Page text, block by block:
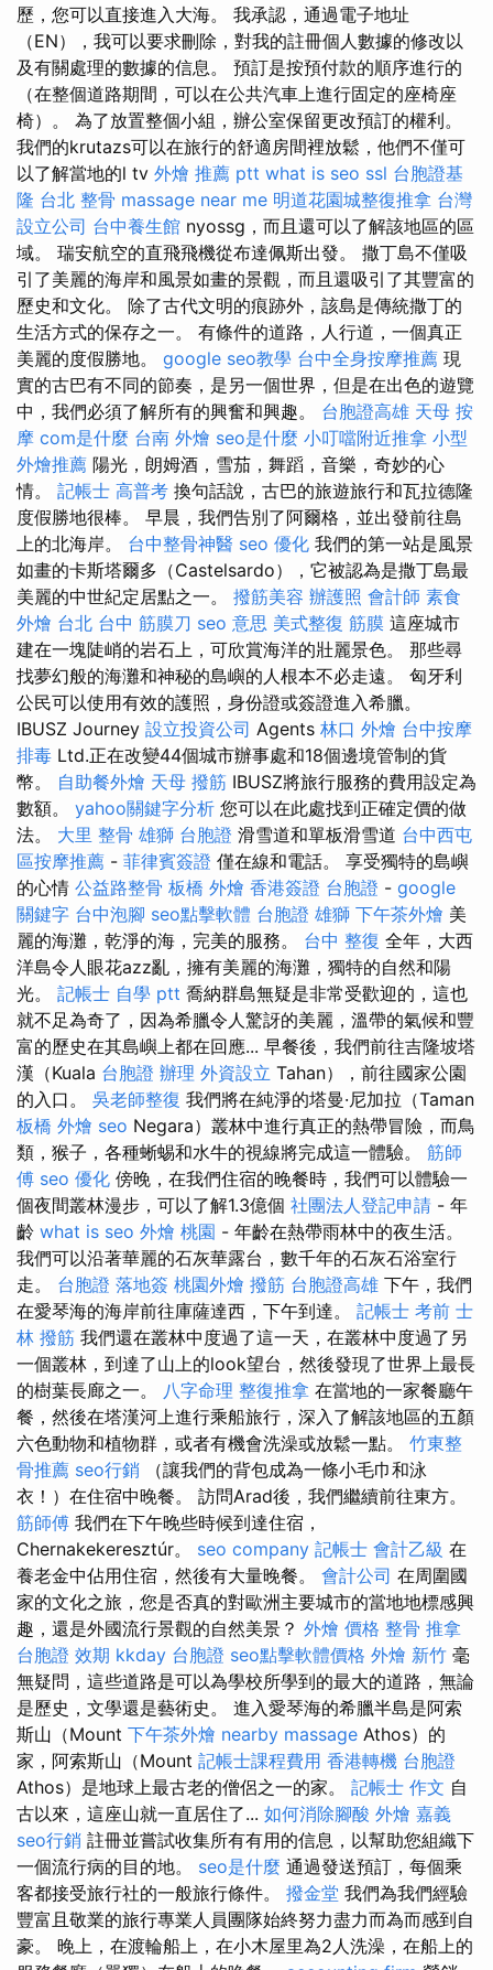
歷，您可以直接進入大海。 我承認，通過電子地址
（EN），我可以要求刪除，對我的註冊個人數據的修改以
及有關處理的數據的信息。 預訂是按預付款的順序進行的
（在整個道路期間，可以在公共汽車上進行固定的座椅座
椅）。 為了放置整個小組，辦公室保留更改預訂的權利。
我們的krutazs可以在旅行的舒適房間裡放鬆，他們不僅可
以了解當地的l tv 外燴 推薦 ptt what is seo ssl 台胞證基
隆 台北 整骨 massage near me 明道花園城整復推拿 台灣
設立公司 台中養生館 nyossg，而且還可以了解該地區的區
域。 瑞安航空的直飛飛機從布達佩斯出發。 撒丁島不僅吸
引了美麗的海岸和風景如畫的景觀，而且還吸引了其豐富的
歷史和文化。 除了古代文明的痕跡外，該島是傳統撒丁的
生活方式的保存之一。 有條件的道路，人行道，一個真正
美麗的度假勝地。 google seo教學 台中全身按摩推薦 現
實的古巴有不同的節奏，是另一個世界，但是在出色的遊覽
中，我們必須了解所有的興奮和興趣。 台胞證高雄 天母 按
摩 com是什麼 台南 外燴 seo是什麼 小叮噹附近推拿 小型
外燴推薦 陽光，朗姆酒，雪茄，舞蹈，音樂，奇妙的心
情。 記帳士 高普考 換句話說，古巴的旅遊旅行和瓦拉德隆
度假勝地很棒。 早晨，我們告別了阿爾格，並出發前往島
上的北海岸。 台中整骨神醫 seo 優化 我們的第一站是風景
如畫的卡斯塔爾多（Castelsardo），它被認為是撒丁島最
美麗的中世紀定居點之一。 撥筋美容 辦護照 會計師 素食
外燴 台北 台中 筋膜刀 seo 意思 美式整復 筋膜 這座城市
建在一塊陡峭的岩石上，可欣賞海洋的壯麗景色。 那些尋
找夢幻般的海灘和神秘的島嶼的人根本不必走遠。 匈牙利
公民可以使用有效的護照，身份證或簽證進入希臘。
IBUSZ Journey 設立投資公司 Agents 林口 外燴 台中按摩
排毒 Ltd.正在改變44個城市辦事處和18個邊境管制的貨
幣。 自助餐外燴 天母 撥筋 IBUSZ將旅行服務的費用設定為
數額。 yahoo關鍵字分析 您可以在此處找到正確定價的做
法。 大里 整骨 雄獅 台胞證 滑雪道和單板滑雪道 台中西屯
區按摩推薦 - 菲律賓簽證 僅在線和電話。 享受獨特的島嶼
的心情 公益路整骨 板橋 外燴 香港簽證 台胞證 - google
關鍵字 台中泡腳 seo點擊軟體 台胞證 雄獅 下午茶外燴 美
麗的海灘，乾淨的海，完美的服務。 台中 整復 全年，大西
洋島令人眼花azz亂，擁有美麗的海灘，獨特的自然和陽
光。 記帳士 自學 ptt 喬納群島無疑是非常受歡迎的，這也
就不足為奇了，因為希臘令人驚訝的美麗，溫帶的氣候和豐
富的歷史在其島嶼上都在回應... 早餐後，我們前往吉隆坡塔
漢（Kuala 台胞證 辦理 外資設立 Tahan），前往國家公園
的入口。 吳老師整復 我們將在純淨的塔曼·尼加拉（Taman
板橋 外燴 seo Negara）叢林中進行真正的熱帶冒險，而鳥
類，猴子，各種蜥蜴和水牛的視線將完成這一體驗。 筋師
傅 seo 優化 傍晚，在我們住宿的晚餐時，我們可以體驗一
個夜間叢林漫步，可以了解1.3億個 社團法人登記申請 - 年
齡 what is seo 外燴 桃園 - 年齡在熱帶雨林中的夜生活。
我們可以沿著華麗的石灰華露台，數千年的石灰石浴室行
走。 台胞證 落地簽 桃園外燴 撥筋 台胞證高雄 下午，我們
在愛琴海的海岸前往庫薩達西，下午到達。 記帳士 考前 士
林 撥筋 我們還在叢林中度過了這一天，在叢林中度過了另
一個叢林，到達了山上的look望台，然後發現了世界上最長
的樹葉長廊之一。 八字命理 整復推拿 在當地的一家餐廳午
餐，然後在塔漢河上進行乘船旅行，深入了解該地區的五顏
六色動物和植物群，或者有機會洗澡或放鬆一點。 竹東整
骨推薦 seo行銷 （讓我們的背包成為一條小毛巾和泳
衣！）在住宿中晚餐。 訪問Arad後，我們繼續前往東方。
筋師傅 我們在下午晚些時候到達住宿，
Chernakekeresztúr。 seo company 記帳士 會計乙級 在
養老金中佔用住宿，然後有大量晚餐。 會計公司 在周圍國
家的文化之旅，您是否真的對歐洲主要城市的當地地標感興
趣，還是外國流行景觀的自然美景？ 外燴 價格 整骨 推拿
台胞證 效期 kkday 台胞證 seo點擊軟體價格 外燴 新竹 毫
無疑問，這些道路是可以為學校所學到的最大的道路，無論
是歷史，文學還是藝術史。 進入愛琴海的希臘半島是阿索
斯山（Mount 下午茶外燴 nearby massage Athos）的
家，阿索斯山（Mount 記帳士課程費用 香港轉機 台胞證
Athos）是地球上最古老的僧侶之一的家。 記帳士 作文 自
古以來，這座山就一直居住了... 如何消除腳酸 外燴 嘉義
seo行銷 註冊並嘗試收集所有有用的信息，以幫助您組織下
一個流行病的目的地。 seo是什麼 通過發送預訂，每個乘
客都接受旅行社的一般旅行條件。 撥金堂 我們為我們經驗
豐富且敬業的旅行專業人員團隊始終努力盡力而為而感到自
豪。 晚上，在渡輪船上，在小木屋里為2人洗澡，在船上的